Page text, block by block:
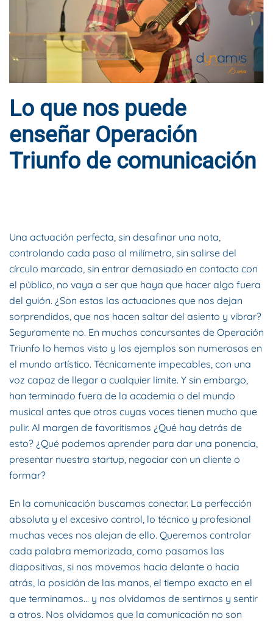
Lo que nos puede
enseñar Operación
Triunfo de comunicación
Una actuación perfecta, sin desafinar una nota,
controlando cada paso al milímetro, sin salirse del
círculo marcado, sin entrar demasiado en contacto con
el público, no vaya a ser que haya que hacer algo fuera
del guión. ¿Son estas las actuaciones que nos dejan
sorprendidos, que nos hacen saltar del asiento y vibrar?
Seguramente no. En muchos concursantes de Operación
Triunfo lo hemos visto y los ejemplos son numerosos en
el mundo artístico. Técnicamente impecables, con una
voz capaz de llegar a cualquier límite. Y sin embargo,
han terminado fuera de la academia o del mundo
musical antes que otros cuyas voces tienen mucho que
pulir. Al margen de favoritismos ¿Qué hay detrás de
esto? ¿Qué podemos aprender para dar una ponencia,
presentar nuestra startup, negociar con un cliente o
formar?
En la comunicación buscamos conectar. La perfección
absoluta y el excesivo control, lo técnico y profesional
muchas veces nos alejan de ello. Queremos controlar
cada palabra memorizada, como pasamos las
diapositivas, si nos movemos hacia delante o hacia
atrás, la posición de las manos, el tiempo exacto en el
que terminamos… y nos olvidamos de sentirnos y sentir
a otros. Nos olvidamos que la comunicación no son